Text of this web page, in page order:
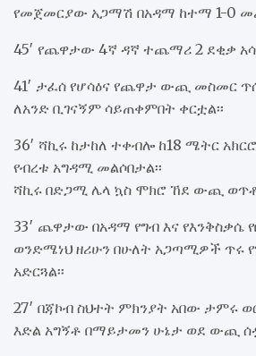
የመጀመርያው አጋማሽ በአዳማ ከተማ 1-0
45′ የጨዋታው 4ኛ ዳኛ ተጨማሪ 2 ደቂቃ
41′ ታፈሰ የሆሳዕና የጨዋታ ውጪ መስመር
ለአንድ ቢገናኝም ሳይጠቀምበት ቀርቷል፡፡
36′ ሻኪሩ ከታከለ ተቀብሎ ከ18 ሜትር
የብረቱ አግዳሚ መልሶበታል፡፡
ሻኪሩ በድጋሚ ሌላ ኳስ ሞክሮ ኸደ ውጪ
33′ ጨዋታው በአዳማ የግብ እና የእንቅስቃሴ
ወንድሜነህ ዘሪሁን በሁለት አጋጣሚዎች ጥሩ
አድርጓል፡፡
27′ በጃኮብ ስህተት ምክንያት አበው ታምሩ
እድል አግኝቶ በማይታመን ሁኔታ ወደ ውጪ